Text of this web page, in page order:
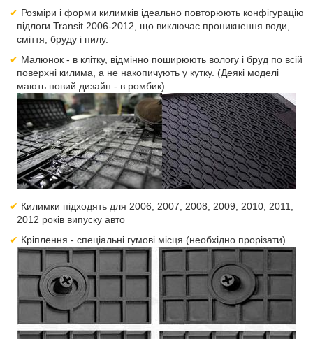
Розміри і форми килимків ідеально повторюють конфігурацію
підлоги Transit 2006-2012, що виключає проникнення води,
сміття, бруду і пилу.
Малюнок - в клітку, відмінно поширюють вологу і бруд по всій
поверхні килима, а не накопичують у кутку. (Деякі моделі
мають новий дизайн - в ромбик).
Килимки підходять для 2006, 2007, 2008, 2009, 2010, 2011,
2012 років випуску авто
Кріплення - спеціальні гумові місця (необхідно прорізати).